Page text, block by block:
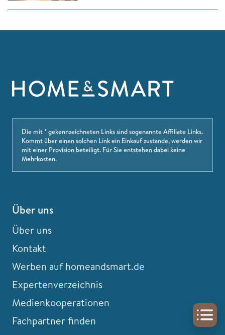
Die mit * gekennzeichneten Links sind sogenannte Affiliate Links.
Kommt über einen solchen Link ein Einkauf zustande, werden wir
mit einer Provision beteiligt. Für Sie entstehen dabei keine
Mehrkosten.
Über uns
Über uns
Kontakt
Werben auf homeandsmart.de
Expertenverzeichnis
Medienkooperationen
Fachpartner finden